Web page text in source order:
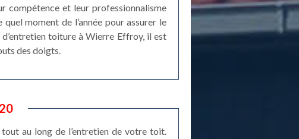
compétence et leur professionnalisme
moment de l’année pour assurer le
toiture à Wierre Effroy, il est
des doigts.
au long de l’entretien de votre toit.